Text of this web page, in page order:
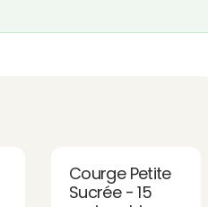
Courge Petite
Sucrée - 15